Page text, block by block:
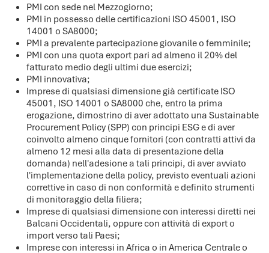
PMI con sede nel Mezzogiorno;
PMI in possesso delle certificazioni ISO 45001, ISO
14001 o SA8000;
PMI a prevalente partecipazione giovanile o femminile;
PMI con una quota export pari ad almeno il 20% del
fatturato medio degli ultimi due esercizi;
PMI innovativa;
Imprese di qualsiasi dimensione già certificate ISO
45001, ISO 14001 o SA8000 che, entro la prima
erogazione, dimostrino di aver adottato una Sustainable
Procurement Policy (SPP) con principi ESG e di aver
coinvolto almeno cinque fornitori (con contratti attivi da
almeno 12 mesi alla data di presentazione della
domanda) nell'adesione a tali principi, di aver avviato
l'implementazione della policy, previsto eventuali azioni
correttive in caso di non conformità e definito strumenti
di monitoraggio della filiera;
Imprese di qualsiasi dimensione con interessi diretti nei
Balcani Occidentali, oppure con attività di export o
import verso tali Paesi;
Imprese con interessi in Africa o in America Centrale o